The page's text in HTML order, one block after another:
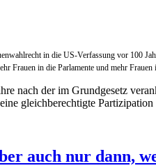
in die US-Verfassung vor 100
Frauen in die Parlamente und mehr
nach der im Grundgesetz
gleichberechtigte
auch nur dann,